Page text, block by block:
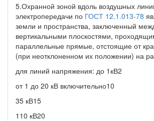
5.Охранной зоной вдоль воздушных
электропередачи по ГОСТ 12.1.013-78
земли и пространства, заключенный
вертикальными плоскостями,
параллельные прямые, отстоящие от
(при неотклоненном их положении) на
для линий напряжения: до 1кВ2
от 1 до 20 кВ включительно10
35 кВ15
110 кВ20